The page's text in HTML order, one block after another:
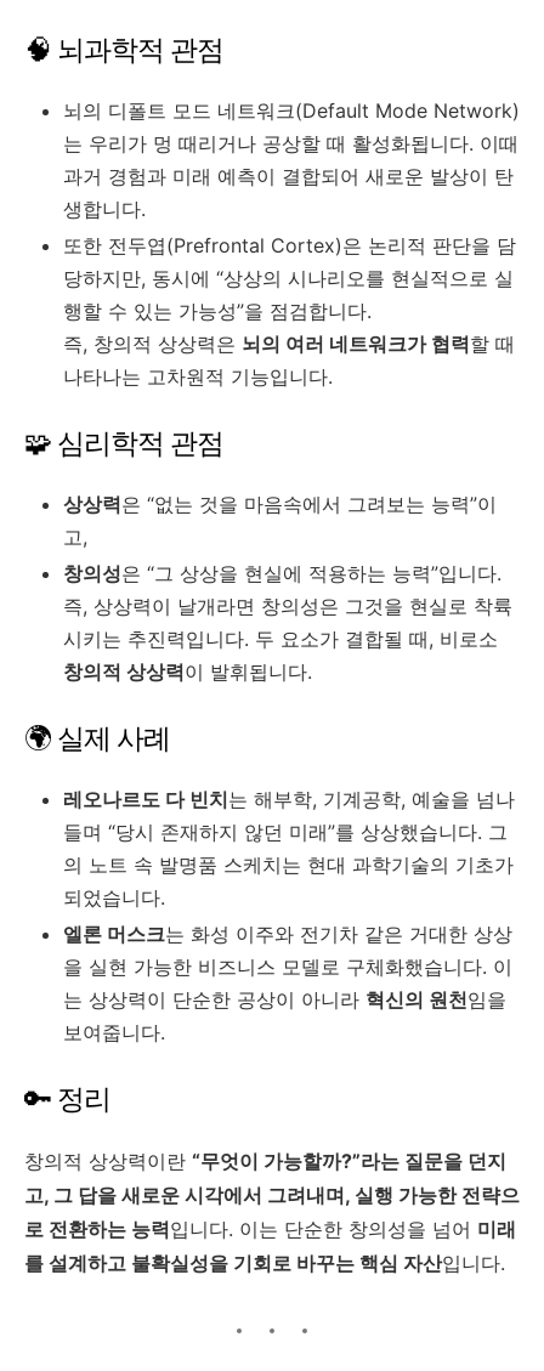
🧠 뇌과학적 관점
뇌의 디폴트 모드 네트워크(Default Mode Network)
는 우리가 멍 때리거나 공상할 때 활성화됩니다. 이때
과거 경험과 미래 예측이 결합되어 새로운 발상이 탄
생합니다.
또한 전두엽(Prefrontal Cortex)은 논리적 판단을 담
당하지만, 동시에 “상상의 시나리오를 현실적으로 실
행할 수 있는 가능성”을 점검합니다.
즉, 창의적 상상력은 뇌의 여러 네트워크가 협력할 때
나타나는 고차원적 기능입니다.
🧩 심리학적 관점
상상력은 “없는 것을 마음속에서 그려보는 능력”이
고,
창의성은 “그 상상을 현실에 적용하는 능력”입니다.
즉, 상상력이 날개라면 창의성은 그것을 현실로 착륙
시키는 추진력입니다. 두 요소가 결합될 때, 비로소
창의적 상상력이 발휘됩니다.
🌍 실제 사례
레오나르도 다 빈치는 해부학, 기계공학, 예술을 넘나
들며 “당시 존재하지 않던 미래”를 상상했습니다. 그
의 노트 속 발명품 스케치는 현대 과학기술의 기초가
되었습니다.
엘론 머스크는 화성 이주와 전기차 같은 거대한 상상
을 실현 가능한 비즈니스 모델로 구체화했습니다. 이
는 상상력이 단순한 공상이 아니라 혁신의 원천임을
보여줍니다.
🔑 정리
창의적 상상력이란 “무엇이 가능할까?”라는 질문을 던지
고, 그 답을 새로운 시각에서 그려내며, 실행 가능한 전략으
로 전환하는 능력입니다. 이는 단순한 창의성을 넘어 미래
를 설계하고 불확실성을 기회로 바꾸는 핵심 자산입니다.